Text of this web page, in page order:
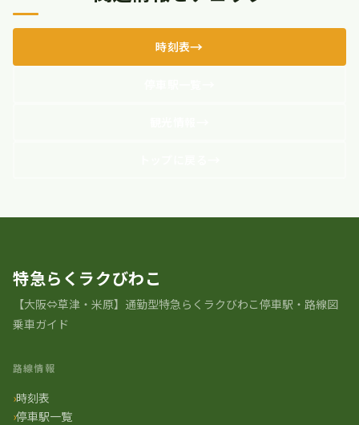
時刻表
特急らくラクびわこ
【大阪⇔草津・米原】通勤型特急らくラクびわこ停車駅・路線図
乗車ガイド
路線情報
時刻表
停車駅一覧